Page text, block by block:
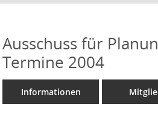
Ausschuss für
Termine 2004
Informationen